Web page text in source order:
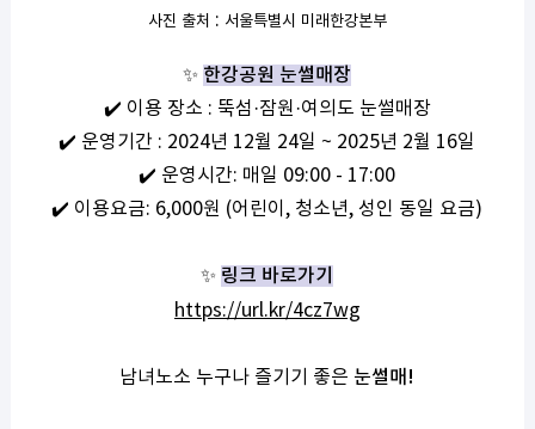
사진 출처 : 서울특별시 미래한강본부
✨ 한강공원 눈썰매장
✔️ 이용 장소 : 뚝섬·잠원·여의도 눈썰매장
✔️ 운영기간 : 2024년 12월 24일 ~ 2025년 2월 16일
✔️ 운영시간: 매일 09:00 - 17:00
✔️ 이용요금: 6,000원 (어린이, 청소년,성인 동일 요금)
✨ 링크 바로가기
https://url.kr/4cz7wg
남녀노소 누구나 즐기기 좋은 눈썰매 !